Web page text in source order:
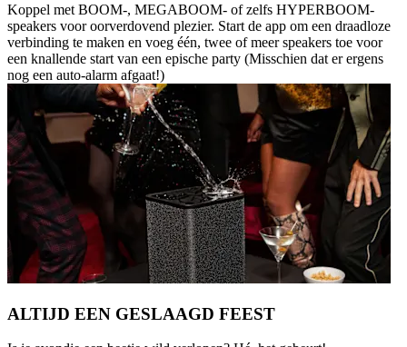
Koppel met BOOM-, MEGABOOM- of zelfs HYPERBOOM-
speakers voor oorverdovend plezier. Start de app om een draadloze
verbinding te maken en voeg één, twee of meer speakers toe voor
een knallende start van een epische party (Misschien dat er ergens
nog een auto-alarm afgaat!)
ALTIJD EEN GESLAAGD FEEST